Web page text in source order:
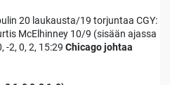
20 laukausta/19 torjuntaa CGY:
McElhinney 10/9 (sisään ajassa
-2, 0, 2, 15:29 Chicago johtaa